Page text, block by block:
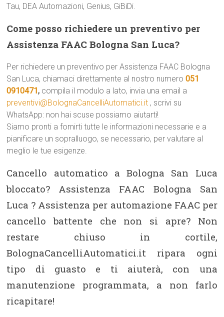
Tau, DEA Automazioni, Genius, GiBiDi.
Come posso richiedere un preventivo per
Assistenza FAAC Bologna San Luca?
Per richiedere un preventivo per Assistenza FAAC Bologna
San Luca, chiamaci direttamente al nostro numero051
0910471, compila il modulo a lato, invia una email a
preventivi@BolognaCancelliAutomatici.it , scrivi su
WhatsApp: non hai scuse possiamo aiutarti!
Siamo pronti a fornirti tutte le informazioni necessarie e a
pianificare un sopralluogo, se necessario, per valutare al
meglio le tue esigenze.
Cancello automatico a Bologna San Luca
bloccato? Assistenza FAAC Bologna San
Luca ? Assistenza per automazione FAAC per
cancello battente che non si apre? Non
restare chiuso in cortile,
BolognaCancelliAutomatici.it ripara ogni
tipo di guasto e ti aiuterà, con una
manutenzione programmata, a non farlo
ricapitare!